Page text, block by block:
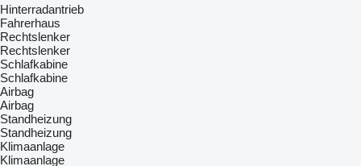
Hinterradantrieb
Fahrerhaus
Rechtslenker
Rechtslenker
Schlafkabine
Schlafkabine
Airbag
Airbag
Standheizung
Standheizung
Klimaanlage
Klimaanlage